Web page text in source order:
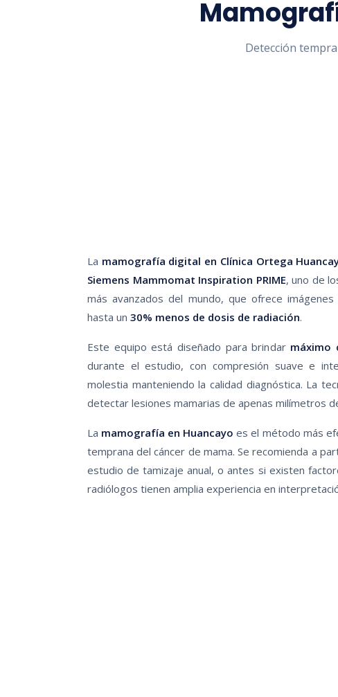
Detección
La mamografía digital en Clínica Ortega
Siemens Mammomat Inspiration PRIME, uno de
más avanzados del mundo, que ofrece
hasta un 30% menos de dosis de radiación.
Este equipo está diseñado para brindar máximo
durante el estudio, con compresión suave e
molestia manteniendo la calidad diagnóstica. La
detectar lesiones mamarias de apenas milímetros
La mamografía en Huancayo es el método más
temprana del cáncer de mama. Se recomienda a
estudio de tamizaje anual, o antes si existen
radiólogos tienen amplia experiencia en